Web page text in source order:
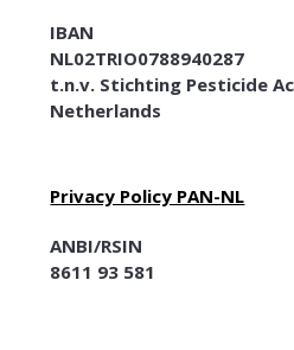
IBAN
NL02TRIO0788940287
t.n.v. Stichting Pesticide
Netherlands
Privacy Policy PAN-NL
ANBI/RSIN
8611 93 581